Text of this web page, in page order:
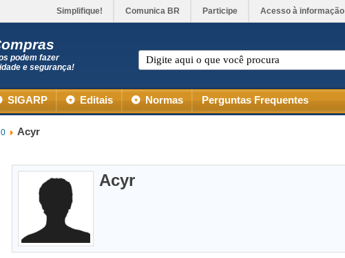
Simplifique! Comunica BR Participe Acesso à informação
podem fazer
e segurança!
SIGARP Editais Normas Perguntas Frequentes
Acyr
Acyr